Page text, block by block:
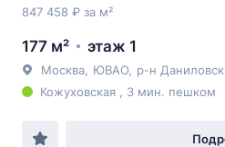
847 458 ₽ за м²
177 м² этаж 1
Москва ЮВАО р-н
Кожуховская , 3 мин. пешком